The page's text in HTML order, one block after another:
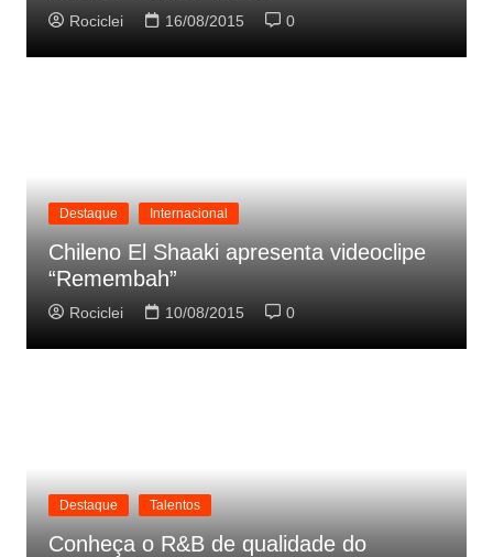
Rociclei 16/08/2015 0
Destaque Internacional
Chileno El Shaaki apresenta videoclipe
“Remembah”
Rociclei 10/08/2015 0
Destaque Talentos
Conheça o R&B de qualidade do